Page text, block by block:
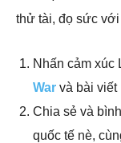
thử tài, đọ sức
Nhấn cảm xúc
War và bài viết
Chia sẻ và
quốc tế nè,